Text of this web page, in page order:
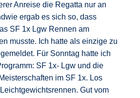
Anreise die Regatta nur an
ergab es sich so, dass
SF 1x Lgw Rennen am
musste. Ich hatte als einzige zu
Für Sonntag hatte ich
SF 1x- Lgw und die
im SF 1x. Los
Gut vom